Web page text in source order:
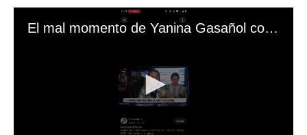
El mal momento de Yanina Gasañol con un hincha argentino en "Subrayado"